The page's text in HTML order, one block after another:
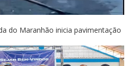
do Maranhão inicia pavimentação